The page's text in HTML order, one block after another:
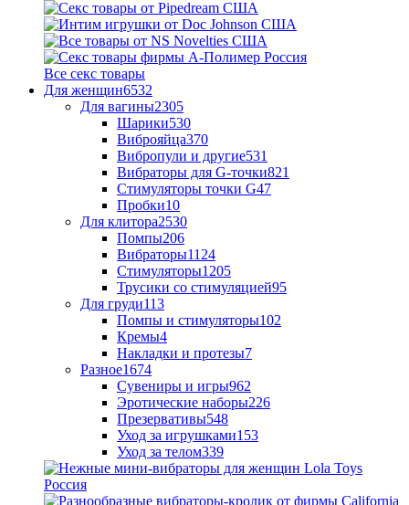
Все секс товары
Для женщин6532
Для вагины2305
Шарики530
Виброяйца370
Вибропули и другие531
Вибраторы для G-точки821
Стимуляторы точки G47
Пробки10
Для клитора2530
Помпы206
Вибраторы1124
Стимуляторы1205
Трусики со стимуляцией95
Для груди113
Помпы и стимуляторы102
Кремы4
Накладки и протезы7
Разное1674
Сувениры и игры962
Эротические наборы226
Презервативы548
Уход за игрушками153
Уход за телом339